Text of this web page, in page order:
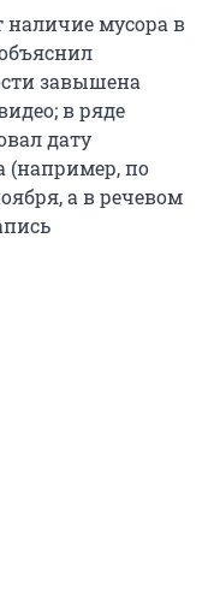
наличие мусора в
завышена
в ряде
дату
(например, по
а в речевом